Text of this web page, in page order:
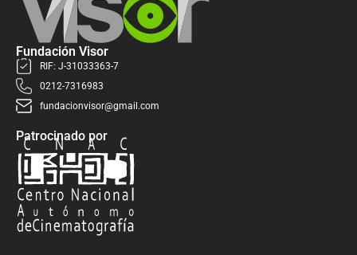
Fundación Visor
RIF: J-31033363-7
0212-7316983
fundacionvisor@gmail.com
Patrocinado por